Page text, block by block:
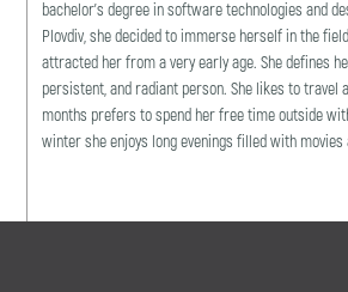
bachelor's degree in software technologies and
Plovdiv, she decided to immerse herself in the
attracted her from a very early age. She defines
persistent, and radiant person. She likes to travel
months prefers to spend her free time outside
winter she enjoys long evenings filled with